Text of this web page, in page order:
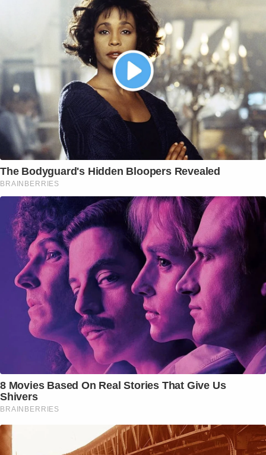
The Bodyguard's Hidden Bloopers Revealed
BRAINBERRIES
8 Movies Based On Real Stories That Give Us
Shivers
BRAINBERRIES